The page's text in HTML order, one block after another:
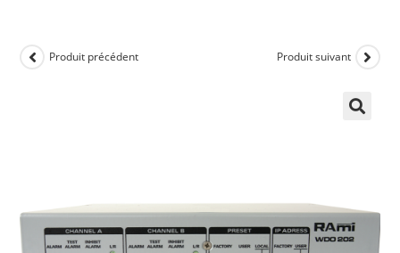
Produit précédent Produit suivant